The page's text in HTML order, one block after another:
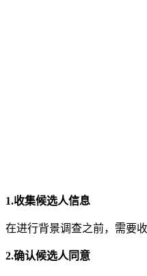
1.收集候选人信息
在进行背景调查之前，需要
2.确认候选人同意